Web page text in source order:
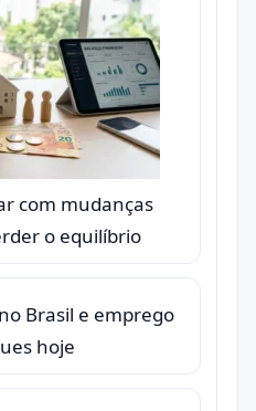
com mudanças
o equilíbrio
Brasil e emprego
hoje